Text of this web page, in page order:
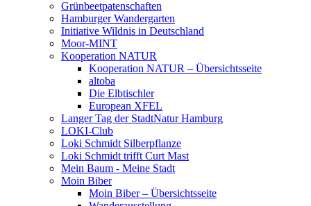
Grünbeetpatenschaften
Hamburger Wandergarten
Initiative Wildnis in Deutschland
Moor-MINT
Kooperation NATUR
Kooperation NATUR – Übersichtsseite
altoba
Die Elbtischler
European XFEL
Langer Tag der StadtNatur Hamburg
LOKI-Club
Loki Schmidt Silberpflanze
Loki Schmidt trifft Curt Mast
Mein Baum - Meine Stadt
Moin Biber
Moin Biber – Übersichtsseite